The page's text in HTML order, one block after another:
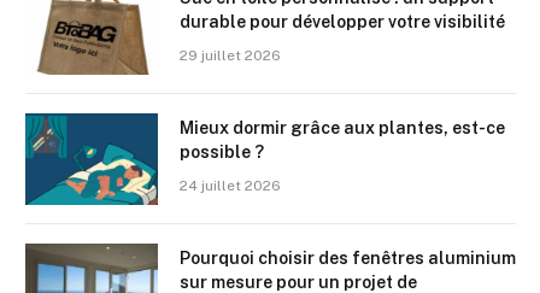
durable pour développer votre visibilité
29 juillet 2026
Mieux dormir grâce aux plantes, est-ce
possible ?
24 juillet 2026
Pourquoi choisir des fenêtres aluminium
sur mesure pour un projet de